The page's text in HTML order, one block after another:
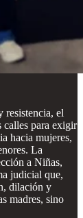
resistencia, el
para exigir
hacia mujeres,
La
a Niñas,
judicial que,
dilación y
madres, sino